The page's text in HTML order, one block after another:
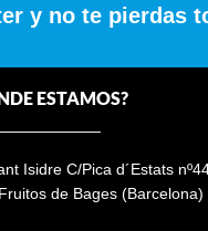
y no te pierdas
ESTAMOS?
Isidre C/Pica d´Estats
de Bages (Barcelona)